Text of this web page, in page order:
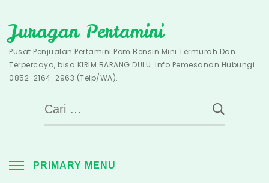
to
content
Juragan Pertamini
Pusat Penjualan Pertamini Pom Bensin Mini Termurah Dan
Terpercaya, bisa KIRIM BARANG DULU. Info Pemesanan Hubungi
0852-2164-2963 (Telp/WA).
Cari
untuk:
PRIMARY MENU